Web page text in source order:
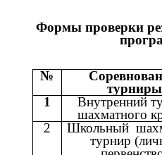
Формы проверки
№
турниры
1
Внутренний
шахматного
2
Школьный
турнир